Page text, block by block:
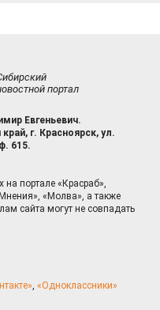
портал
Евгеньевич.
г. Красноярск, ул.
615.
портале «Красраб»,
«Молва», а также
сайта могут не совпадать
, «Одноклассники»